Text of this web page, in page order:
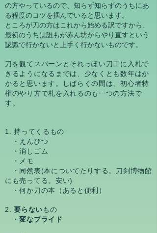
の方やっているので、知らず知らずのうちにあ
る程度のコツを掴んでいると思います。
ところが刀の方はこれから始める訳ですから、
最初のうちは誰もが赤ん坊からやり直すという
認識で行かないと上手く行かないものです。
刀を観てスパーンとそれっぽい刀工に入札で
きるようになるまでは、少なくとも数年はか
かると思います。しばらくの間は、初心者特
権のやり方で札を入れるのも一つの方法で
す。
1. 持ってくるもの
・えんぴつ
・消しゴム
・メモ
・同然表(本についてたりする。刀剣博物館
にも売ってる。安い)
・何か刀の本（あると便利）
2.要らないもの
・変なプライド